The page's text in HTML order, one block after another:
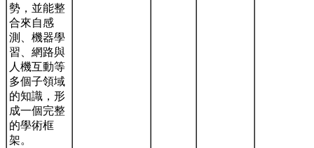
勢，並能整
合來自感
測、機器學
習、網路與
人機互動等
多個子領域
的知識，形
成一個完整
的學術框
架。